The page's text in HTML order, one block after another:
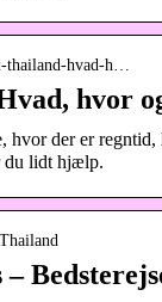
hvad-h…
hvor
der er
du lidt hjælp.